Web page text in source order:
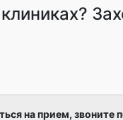
на прием, звоните